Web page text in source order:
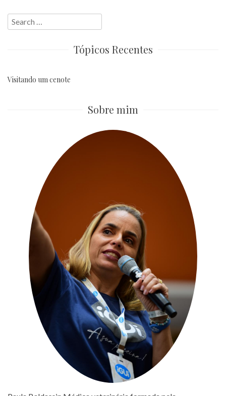
Search
for:
Tópicos Recentes
Visitando um cenote
Sobre mim